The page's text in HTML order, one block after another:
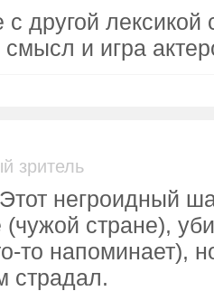
с другой лексикой
и игра
зритель
негроидный
(чужой стране),
то напоминает),
страдал.